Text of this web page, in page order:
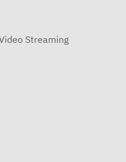
Streaming